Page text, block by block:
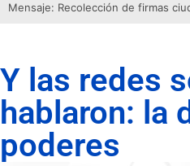
Mensaje: Recolección de firmas
Y las redes
hablaron: la
poderes